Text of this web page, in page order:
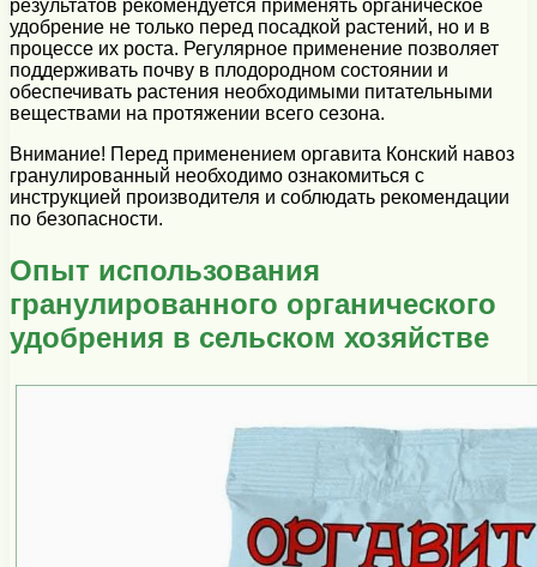
результатов рекомендуется применять органическое
удобрение не только перед посадкой растений, но и в
процессе их роста. Регулярное применение позволяет
поддерживать почву в плодородном состоянии и
обеспечивать растения необходимыми питательными
веществами на протяжении всего сезона.
Внимание! Перед применением оргавита Конский навоз
гранулированный необходимо ознакомиться с
инструкцией производителя и соблюдать рекомендации
по безопасности.
Опыт использования
гранулированного органического
удобрения в сельском хозяйстве